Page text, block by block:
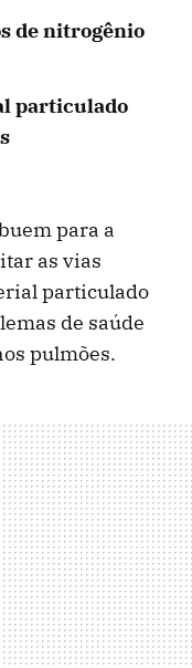
de nitrogênio
particulado
para a
as vias
particulado
de saúde
pulmões.